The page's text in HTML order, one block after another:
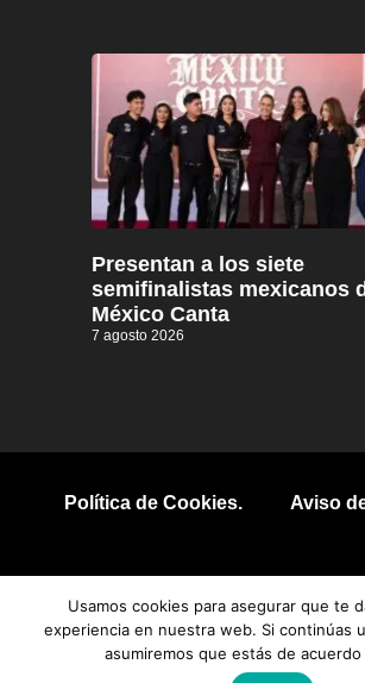
Presentan a los siete
semifinalistas mexicanos
México Canta
7 agosto 2026
Política de Cookies. Aviso
Usamos cookies para asegurar que te
experiencia en nuestra web. Si continúas
asumiremos que estás de